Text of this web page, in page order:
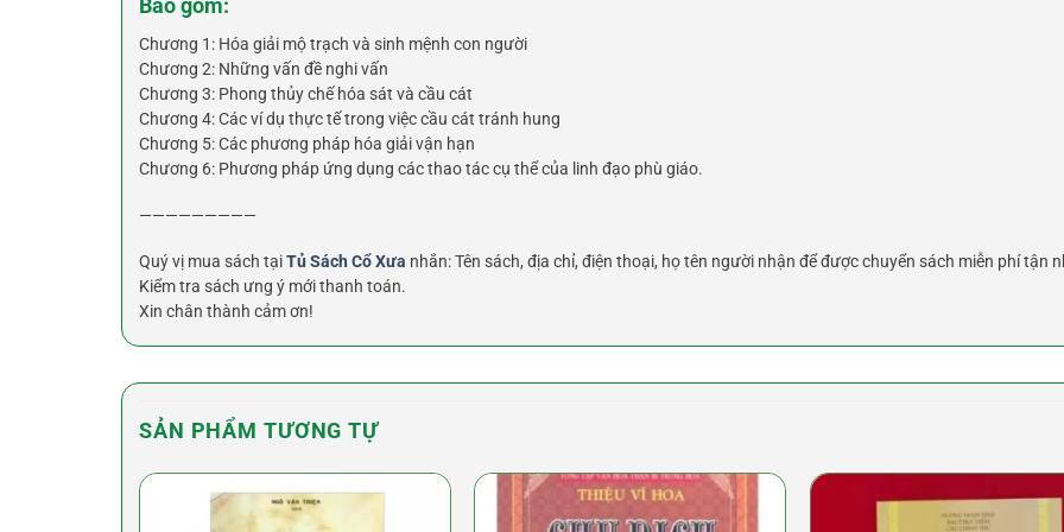
Bao gồm:
Chương 1: Hóa giải mộ trạch và sinh mệnh con người
Chương 2: Những vấn đề nghi vấn
Chương 3: Phong thủy chế hóa sát và cầu cát
Chương 4: Các ví dụ thực tế trong việc cầu cát tránh hung
Chương 5: Các phương pháp hóa giải vận hạn
Chương 6: Phương pháp ứng dụng các thao tác cụ thể của linh đạo phù giáo.
—————————
Quý vị mua sách tạiTủ Sách Cổ Xưa nhắn: Tên sách, địa chỉ, điện thoại, họ tên người nhận để được chuyển sách miễn phí tận
Kiểm tra sách ưng ý mới thanh toán.
Xin chân thành cảm ơn!
SẢN PHẨM TƯƠNG TỰ